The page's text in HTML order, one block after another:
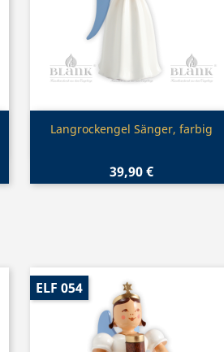
Vorschau
Langrockengel Sänger, farbig
39,90 €
ELF 054